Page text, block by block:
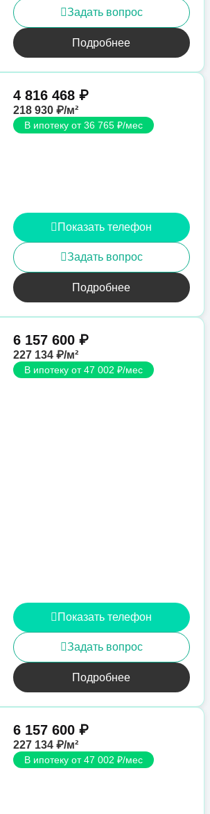
Задать вопрос
Подробнее
4 816 468 ₽
218 930 ₽/м²
В ипотеку от 36 765 ₽/мес
Показать телефон
Задать вопрос
Подробнее
6 157 600 ₽
227 134 ₽/м²
В ипотеку от 47 002 ₽/мес
Показать телефон
Задать вопрос
Подробнее
6 157 600 ₽
227 134 ₽/м²
В ипотеку от 47 002 ₽/мес